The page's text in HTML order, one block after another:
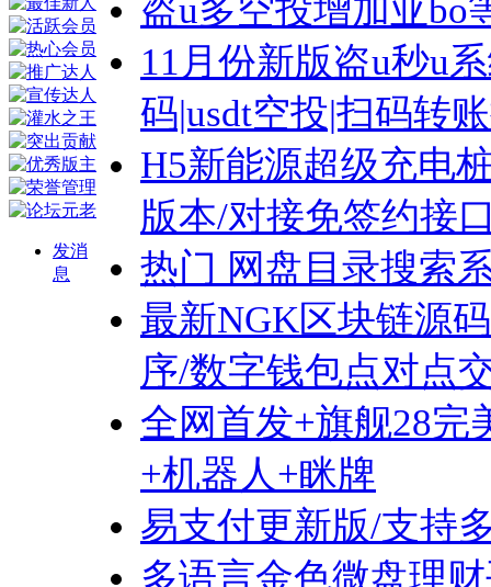
发消
息
盗u多空投增加亚bo
11月份新版盗u秒u
码|usdt空投|扫码转
H5新能源超级充电
版本/对接免签约接
热门 网盘目录搜索
最新NGK区块链源
序/数字钱包点对点
全网首发+旗舰28完
+机器人+眯牌
易支付更新版/支持
多语言金色微盘理